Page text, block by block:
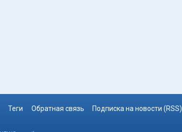
Теги Обратная связь Подписка на новости (RSS)